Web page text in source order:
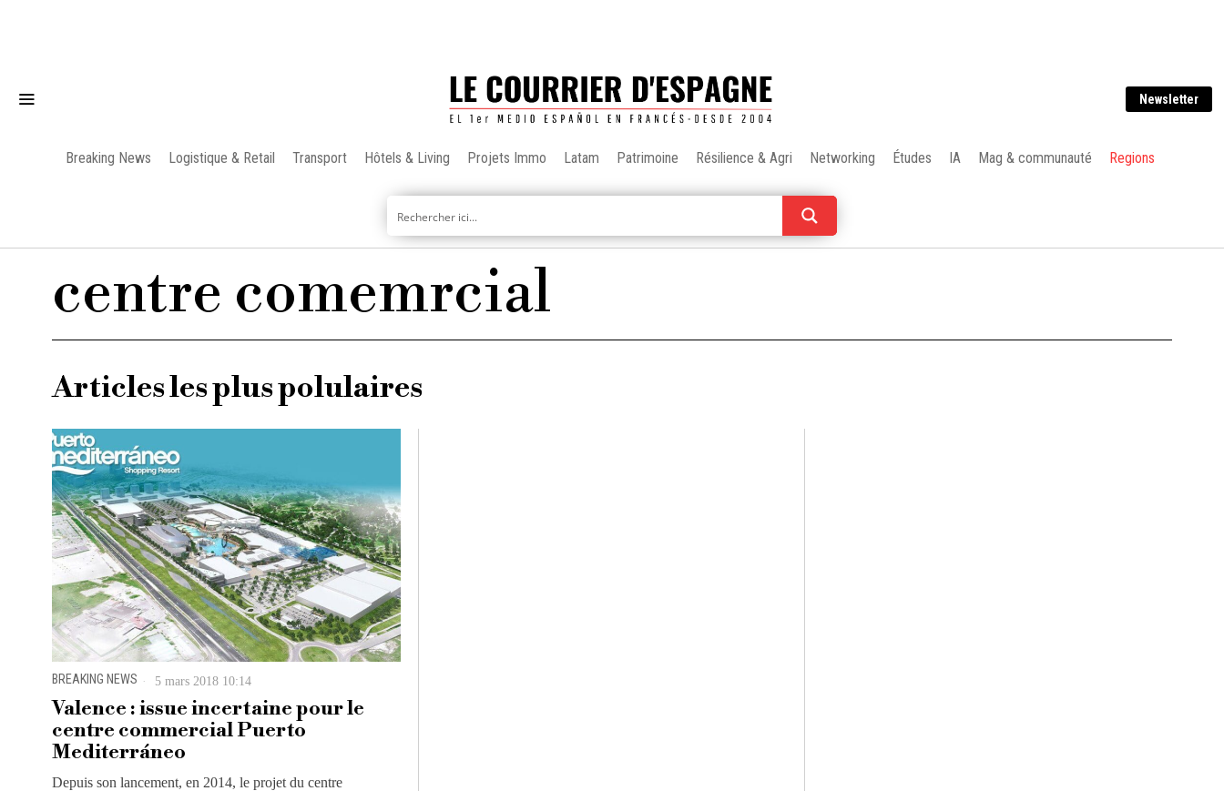
Newsletter
Breaking News Logistique & Retail Transport Hôtels & Living Projets Immo Latam Patrimoine Résilience & Agri Networking Études IA Mag & communauté Regions
centre comemrcial
Articles les plus polulaires
BREAKING NEWS 5 mars 2018 10:14
Valence : issue incertaine pour le
centre commercial Puerto
Mediterráneo
Depuis son lancement, en 2014, le projet du centre